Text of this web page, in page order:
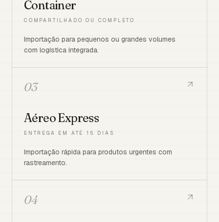
Container
COMPARTILHADO OU COMPLETO
Importação para pequenos ou grandes volumes
com logística integrada.
03
Aéreo Express
ENTREGA EM ATÉ 15 DIAS
Importação rápida para produtos urgentes com
rastreamento.
04